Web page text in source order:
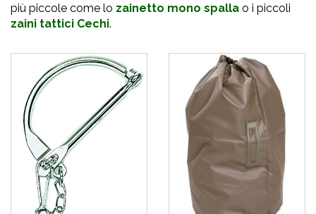
più piccole come lo zainetto mono spalla o i piccoli
zaini tattici Cechi.